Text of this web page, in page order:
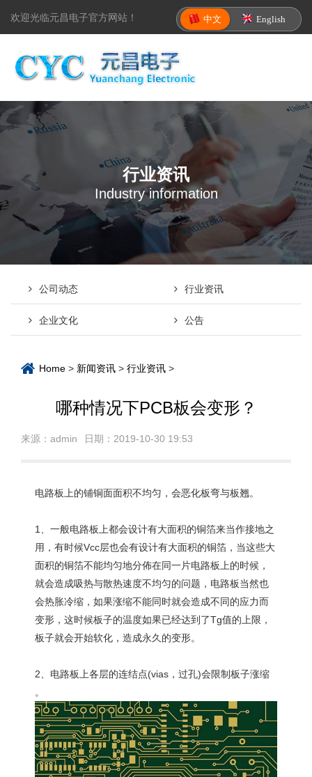
欢迎光临元昌电子官方网站！ 中文 English
行业资讯
Industry information
公司动态 行业资讯
企业文化 公告
Home > 新闻资讯 > 行业资讯 >
哪种情况下PCB板会变形？
来源：admin 日期：2019-10-30 19:53
电路板上的铺铜面面积不均匀，会恶化板弯与板翘。
1、一般电路板上都会设计有大面积的铜箔来当作接地之
用，有时候Vcc层也会有设计有大面积的铜箔，当这些大
面积的铜箔不能均匀地分佈在同一片电路板上的时候，
就会造成吸热与散热速度不均匀的问题，电路板当然也
会热胀冷缩，如果涨缩不能同时就会造成不同的应力而
变形，这时候板子的温度如果已经达到了Tg值的上限，
板子就会开始软化，造成永久的变形。
2、电路板上各层的连结点(vias，过孔)会限制板子涨缩
。